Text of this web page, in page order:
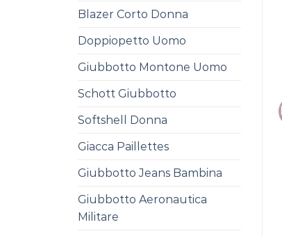
Blazer Corto Donna
Doppiopetto Uomo
Giubbotto Montone Uomo
Schott Giubbotto
Softshell Donna
Giacca Paillettes
Giubbotto Jeans Bambina
Giubbotto Aeronautica
Militare